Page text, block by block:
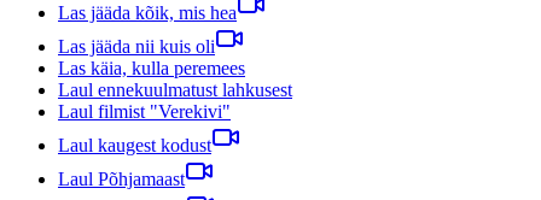
Las jääda kõik, mis hea
Las jääda nii kuis oli
Las käia, kulla peremees
Laul ennekuulmatust lahkusest
Laul filmist "Verekivi"
Laul kaugest kodust
Laul Põhjamaast